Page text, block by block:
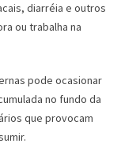
diarréia e outros
ou trabalha na
pode ocasionar
no fundo da
que provocam